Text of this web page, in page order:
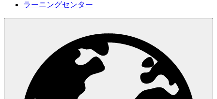
ラーニングセンター